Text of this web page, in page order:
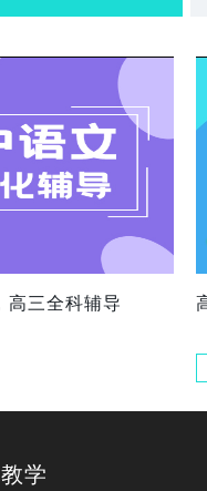
高三全科辅导
学